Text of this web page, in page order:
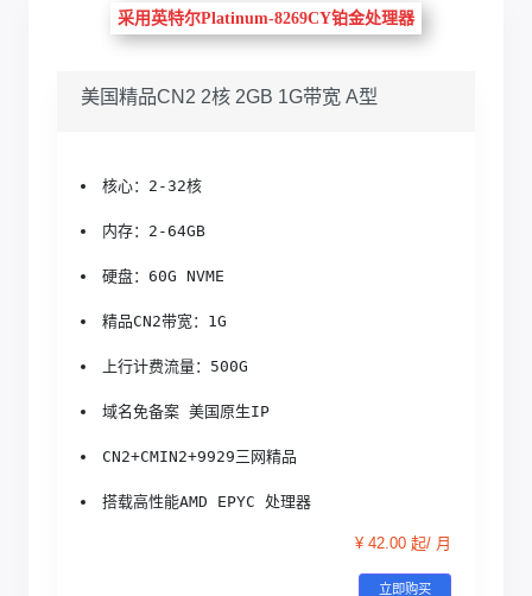
采用英特尔Platinum-8269CY铂金处理器
美国精品CN2 2核 2GB 1G带宽 A型
核心：2-32核
内存：2-64GB
硬盘：60G NVME
精品CN2带宽：1G
上行计费流量：500G
域名免备案 美国原生IP
CN2+CMIN2+9929三网精品
搭载高性能AMD EPYC 处理器
¥ 42.00 起/ 月
立即购买